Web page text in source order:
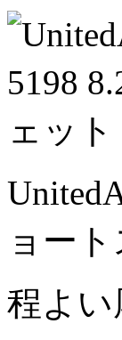
ョー
程よ